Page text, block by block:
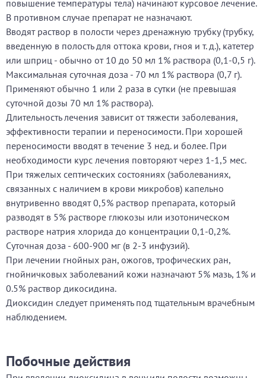
повышение температуры тела) начинают курсовое лечение.
В противном случае препарат не назначают.
Вводят раствор в полости через дренажную трубку (трубку,
введенную в полость для оттока крови, гноя и т. д.), катетер
или шприц - обычно от 10 до 50 мл 1% раствора (0,1-0,5 г).
Максимальная суточная доза - 70 мл 1% раствора (0,7 г).
Применяют обычно 1 или 2 раза в сутки (не превышая
суточной дозы 70 мл 1% раствора).
Длительность лечения зависит от тяжести заболевания,
эффективности терапии и переносимости. При хорошей
переносимости вводят в течение 3 нед. и более. При
необходимости курс лечения повторяют через 1-1,5 мес.
При тяжелых септических состояниях (заболеваниях,
связанных с наличием в крови микробов) капельно
внутривенно вводят 0,5% раствор препарата, который
разводят в 5% растворе глюкозы или изотоническом
растворе натрия хлорида до концентрации 0,1-0,2%.
Суточная доза - 600-900 мг (в 2-3 инфузий).
При лечении гнойных ран, ожогов, трофических ран,
гнойничковых заболеваний кожи назначают 5% мазь, 1% и
0.5% раствор дикосидина.
Диоксидин следует применять под тщательным врачебным
наблюдением.
Побочные действия